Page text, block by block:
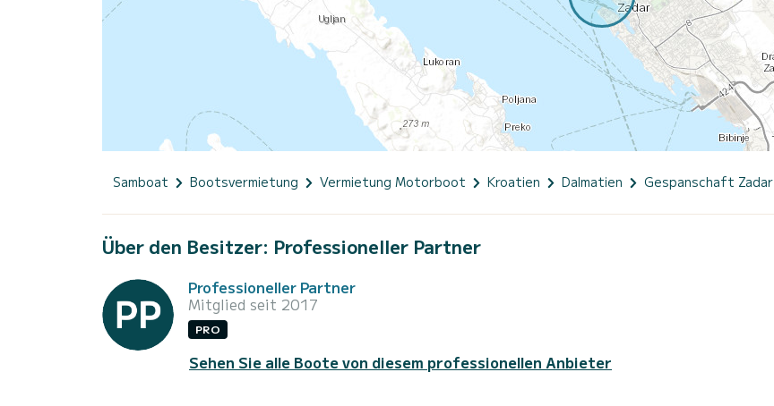
Samboat Bootsvermietung Vermietung Motorboot Kroatien Dalmatien Gespanschaft Zadar
Über den Besitzer: Professioneller Partner
Professioneller Partner
Mitglied seit 2017
PRO
Sehen Sie alle Boote von diesem professionellen Anbieter